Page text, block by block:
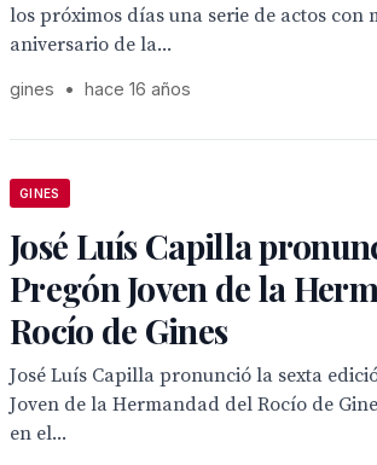
los próximos días una serie de actos con
aniversario de la...
gines • hace 16 años
GINES
José Luís Capilla
Pregón Joven de la
Rocío de Gines
José Luís Capilla pronunció la sexta
Joven de la Hermandad del Rocío de
en el...